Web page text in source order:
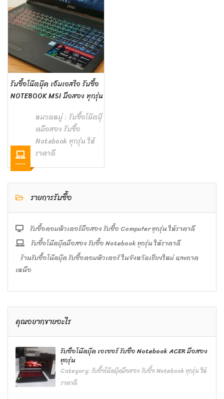
รับซื้อโน๊ตบุ๊ค เอ็มเอสไอ รับซื้อ
NOTEBOOK MSI มือสอง ทุกรุ่น
หมวดหมู่ : รับซื้อโน๊ตบุ๊
คมือสอง รับซื้อ
Notebook ทุกรุ่น ให้
ราคาดี
รายการรับซื้อ
รับซื้อคอมพิวเตอร์มือสอง รับซื้อ Computer ทุกรุ่น ให้ราคาดี
รับซื้อโน๊ตบุ๊คมือสอง รับซื้อ Notebook ทุกรุ่น ให้ราคาดี
ร้านรับซื้อโน๊ตบุ๊ค รับซื้อคอมพิวเตอร์ ในจังหวัดเชียงใหม่ และภาค
เหนือ
คุณอยากขายอะไร
รับซื้อโน๊ตบุ๊ค เอเซอร์ รับซื้อ Notebook ACER มือสอง
ทุกรุ่น
Category:รับซื้อโน๊ตบุ๊คมือสอง รับซื้อ Notebook ทุกรุ่น ให้
ราคาดี